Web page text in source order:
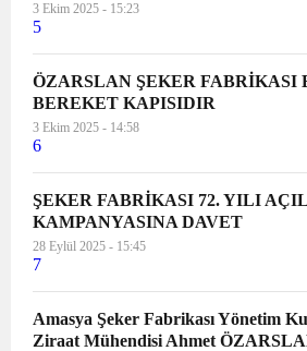
3 Ekim 2025 - 15:23
5
ÖZARSLAN ŞEKER FABRİKASI
BEREKET KAPISIDIR
3 Ekim 2025 - 14:58
6
ŞEKER FABRİKASI 72. YILI
KAMPANYASINA DAVET
28 Eylül 2025 - 15:45
7
Amasya Şeker Fabrikası Yönetim
Ziraat Mühendisi Ahmet